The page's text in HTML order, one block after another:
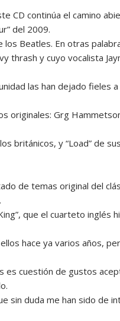
CD continúa el camino
del 2009.
Beatles. En otras
thrash y cuyo vocalista
las han dejado fieles a
originales: Grg
británicos, y “Load” de
de temas original del
que el cuarteto inglés
hace ya varios años,
es cuestión de gustos
sin duda me han sido de